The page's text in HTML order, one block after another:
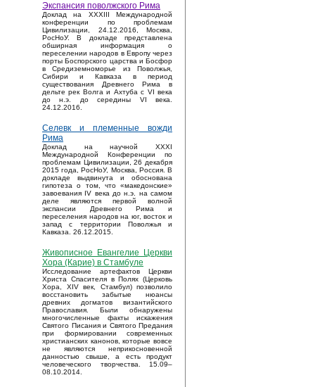
Экспансия поволжского Рима
Доклад на XXXIII Международной
конференции по проблемам
Цивилизации, 24.12.2016, Москва,
РосНоУ. В докладе представлена
обширная информация о
переселении народов в Европу через
порты Боспорского царства и Босфор
в Средиземноморье из Поволжья,
Сибири и Кавказа в период
существования Древнего Рима в
дельте рек Волга и Ахтуба с VI века
до н.э. до середины VI века.
24.12.2016.
Селевк и племенные вожди
Рима
Доклад на научной XXXI
Международной Конференции по
проблемам Цивилизации, 26 декабря
2015 года, РосНоУ, Москва, Россия. В
докладе выдвинута и обоснована
гипотеза о том, что «македонские»
завоевания IV века до н.э. на самом
деле являются первой волной
экспансии Древнего Рима и
переселения народов на юг, восток и
запад с территории Поволжья и
Кавказа. 26.12.2015.
Живописное Евангелие Церкви
Хора (Карие) в Стамбуле
Исследование артефактов Церкви
Христа Спасителя в Полях (Церковь
Хора, XIV век, Стамбул) позволило
восстановить забытые нюансы
древних догматов византийского
Православия. Были обнаружены
многочисленные факты искажения
Святого Писания и Святого Предания
при формировании современных
христианских канонов, которые вовсе
не являются неприкосновенной
данностью свыше, а есть продукт
человеческого творчества. 15.09–
08.10.2014.